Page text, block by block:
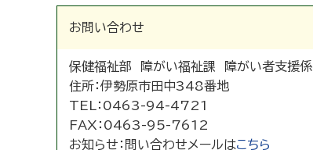
お問い合わせ
保健福祉部 障がい福祉課 障がい者支援係
住所：伊勢原市田中348番地
TEL： 0463-94-4721
FAX： 0463-95-7612
お知らせ： 問い合わせメールはこちら